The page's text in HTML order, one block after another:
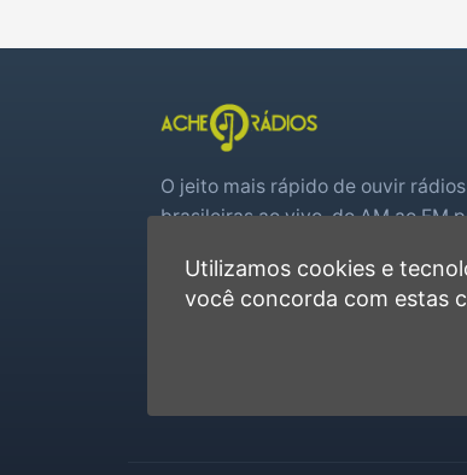
O jeito mais rápido de ouvir rádios
brasileiras ao vivo, do AM ao FM
real.Utilizamos cookies e
você concorda com estas